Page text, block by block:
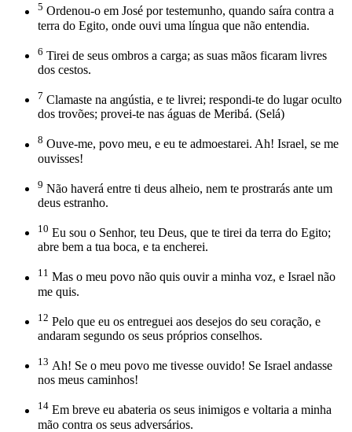
5 Ordenou-o em José por testemunho, quando saíra contra a
terra do Egito, onde ouvi uma língua que não entendia.
6 Tirei de seus ombros a carga; as suas mãos ficaram livres
dos cestos.
7 Clamaste na angústia, e te livrei; respondi-te do lugar oculto
dos trovões; provei-te nas águas de Meribá. (Selá)
8 Ouve-me, povo meu, e eu te admoestarei. Ah! Israel, se me
ouvisses!
9 Não haverá entre ti deus alheio, nem te prostrarás ante um
deus estranho.
10 Eu sou o Senhor, teu Deus, que te tirei da terra do Egito;
abre bem a tua boca, e ta encherei.
11 Mas o meu povo não quis ouvir a minha voz, e Israel não
me quis.
12 Pelo que eu os entreguei aos desejos do seu coração, e
andaram segundo os seus próprios conselhos.
13 Ah! Se o meu povo me tivesse ouvido! Se Israel andasse
nos meus caminhos!
14 Em breve eu abateria os seus inimigos e voltaria a minha
mão contra os seus adversários.